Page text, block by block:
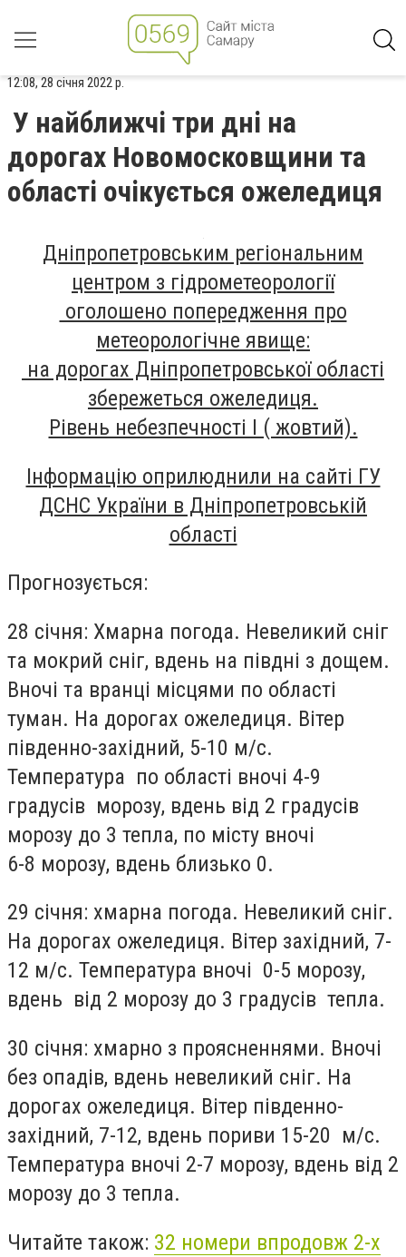
12:08, 28 січня 2022 р.
У найближчі три дні на
дорогах Новомосковщини та
області очікується ожеледиця
Дніпропетровським регіональним
центром з гідрометеорології
оголошено попередження про
метеорологічне явище:
на дорогах Дніпропетровської області
збережеться ожеледиця.
Рівень небезпечності I ( жовтий).
Інформацію оприлюднили на сайті ГУ
ДСНС України в Дніпропетровській
області
Прогнозується:
28 січня: Хмарна погода. Невеликий сніг
та мокрий сніг, вдень на півдні з дощем.
Вночі та вранці місцями по області
туман. На дорогах ожеледиця. Вітер
південно-західний, 5-10 м/с.
Температура по області вночі 4-9
градусів морозу, вдень від 2 градусів
морозу до 3 тепла, по місту вночі
6-8 морозу, вдень близько 0.
29 січня: хмарна погода. Невеликий сніг.
На дорогах ожеледиця. Вітер західний, 7-
12 м/с. Температура вночі 0-5 морозу,
вдень від 2 морозу до 3 градусів тепла.
30 січня: хмарно з проясненнями. Вночі
без опадів, вдень невеликий сніг. На
дорогах ожеледиця. Вітер південно-
західний, 7-12, вдень пориви 15-20 м/с.
Температура вночі 2-7 морозу, вдень від 2
морозу до 3 тепла.
Читайте також: 32 номери впродовж 2-х